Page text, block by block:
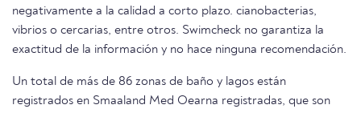
negativamente a la calidad a corto plazo. cianobacterias,
vibrios o cercarias, entre otros. Swimcheck no garantiza la
exactitud de la información y no hace ninguna recomendación.
Un total de más de 86 zonas de baño y lagos están
registrados en Smaaland Med Oearna registradas, que son